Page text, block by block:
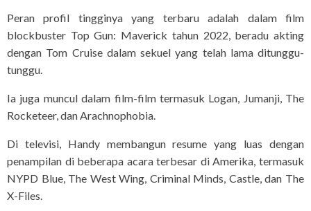
Peran profil tingginya yang terbaru adalah dalam film
blockbuster Top Gun: Maverick tahun 2022, beradu akting
dengan Tom Cruise dalam sekuel yang telah lama ditunggu-
tunggu.
Ia juga muncul dalam film-film termasuk Logan, Jumanji, The
Rocketeer, dan Arachnophobia.
Di televisi, Handy membangun resume yang luas dengan
penampilan di beberapa acara terbesar di Amerika, termasuk
NYPD Blue, The West Wing, Criminal Minds, Castle, dan The
X-Files.